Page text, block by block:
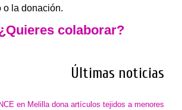
o la donación.
colaborar?
Últimas noticias
en Melilla dona artículos tejidos a menores